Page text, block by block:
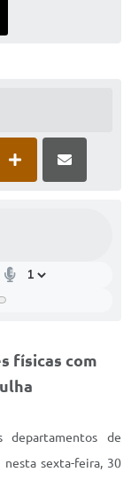
físicas com
de
nesta sexta-feira, 30